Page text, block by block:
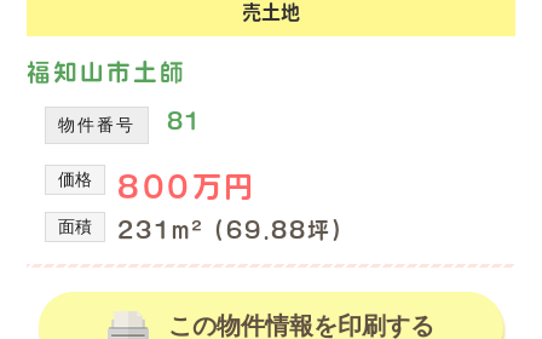
福
知
山
市
の
不
動
産
情
報、
な
ど
の
不
産
取
り
扱
っ
て
売土地
福知山市土師
物件番号 81
価格 800万円
面積 231m² (69.88坪)
この物件情報を印刷する